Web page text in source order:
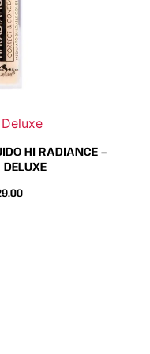
se
pueden
elegir
en
página
producto
HI RADIANCE –
DELUXE
producto